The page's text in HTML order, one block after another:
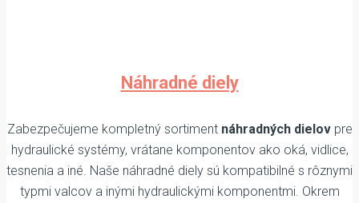
Náhradné diely
Zabezpečujeme kompletný sortiment náhradných dielovpre
hydraulické systémy, vrátane komponentov ako oká, vidlice,
tesnenia a iné. Naše náhradné diely sú kompatibilné s rôznymi
typmi valcov a inými hydraulickými komponentmi. Okrem